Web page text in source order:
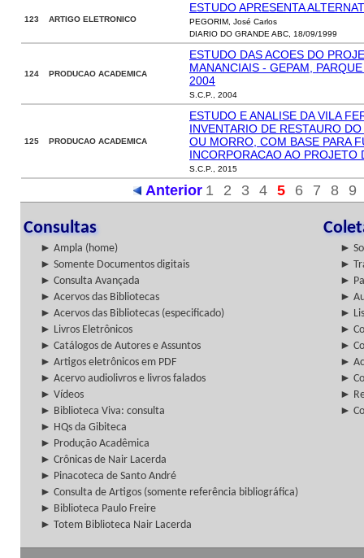
123 ARTIGO ELETRONICO
ESTUDO APRESENTA
PEGORIM, José Carlos
DIARIO DO GRANDE ABC, 18/09/1999
124 PRODUCAO ACADEMICA
ESTUDO DAS ACOES DO
MANANCIAIS - GEPAM,
2004
S.C.P., 2004
125 PRODUCAO ACADEMICA
ESTUDO E ANALISE DA VILA
INVENTARIO DE RESTAURO
OU MORRO, COM BASE PARA
INCORPORACAO AO PROJETO
S.C.P., 2015
Anterior 1 2 3 4 5 6 7 8 9
Consultas
► Ampla (home)
►
► Somente Documentos digitais
►
► Consulta Avançada
►
► Acervos das Bibliotecas
►
► Acervos das Bibliotecas (especificado)
►
► Livros Eletrônicos
►
► Catálogos de Autores e Assuntos
►
► Artigos eletrônicos em PDF
►
► Acervo audiolivros e livros falados
►
► Vídeos
►
► Biblioteca Viva: consulta
►
► HQs da Gibiteca
► Produção Acadêmica
► Crônicas de Nair Lacerda
► Pinacoteca de Santo André
► Consulta de Artigos (somente referência bibliográfica)
► Biblioteca Paulo Freire
► Totem Biblioteca Nair Lacerda